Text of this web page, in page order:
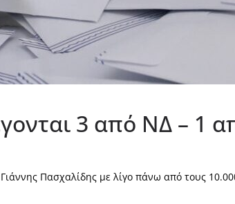
3 από ΝΔ – 1
Πασχαλίδης με λίγο πάνω από τους